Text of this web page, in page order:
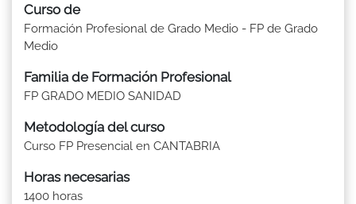
Curso de
Formación Profesional de Grado Medio - FP de Grado
Medio
Familia de Formación Profesional
FP GRADO MEDIO SANIDAD
Metodología del curso
Curso FP Presencial en CANTABRIA
Horas necesarias
1400 horas